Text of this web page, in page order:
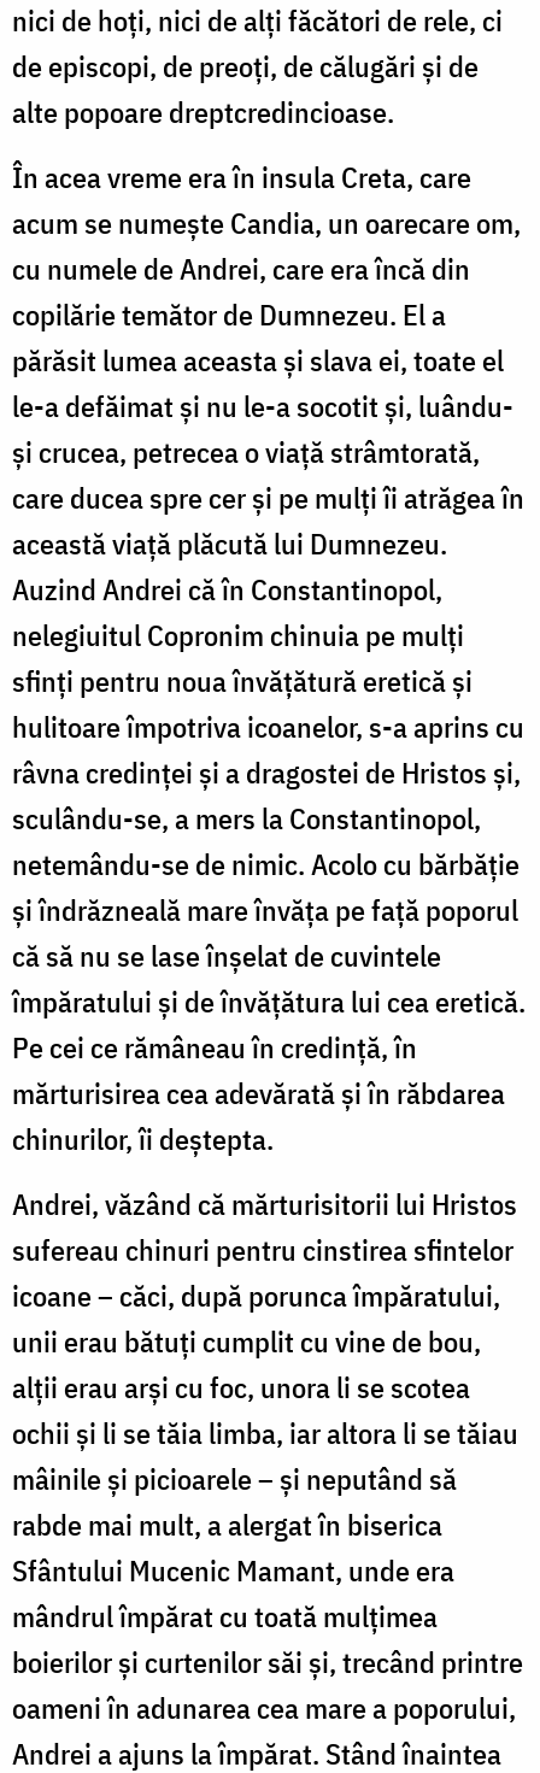
nici de hoți, nici de alți făcători de rele, ci
de episcopi, de preoți, de călugări și de
alte popoare dreptcredincioase.
În acea vreme era în insula Creta, care
acum se numește Candia, un oarecare om,
cu numele de Andrei, care era încă din
copilărie temător de Dumnezeu. El a
părăsit lumea aceasta și slava ei, toate el
le-a defăimat și nu le-a socotit și, luându-
și crucea, petrecea o viață strâmtorată,
care ducea spre cer și pe mulți îi atrăgea în
această viață plăcută lui Dumnezeu.
Auzind Andrei că în Constantinopol,
nelegiuitul Copronim chinuia pe mulți
sfinți pentru noua învățătură eretică și
hulitoare împotriva icoanelor, s-a aprins cu
râvna credinței și a dragostei de Hristos și,
sculându-se, a mers la Constantinopol,
netemându-se de nimic. Acolo cu bărbăție
și îndrăzneală mare învăța pe față poporul
că să nu se lase înșelat de cuvintele
împăratului și de învățătura lui cea eretică.
Pe cei ce rămâneau în credință, în
mărturisirea cea adevărată și în răbdarea
chinurilor, îi deștepta.
Andrei, văzând că mărturisitorii lui Hristos
sufereau chinuri pentru cinstirea sfintelor
icoane– căci, după porunca împăratului,
unii erau bătuți cumplit cu vine de bou,
alții erau arși cu foc, unora li se scotea
ochii și li se tăia limba, iar altora li se tăiau
mâinile și picioarele–și neputând să
rabde mai mult, a alergat în biserica
Sfântului Mucenic Mamant, unde era
mândrul împărat cu toată mulțimea
boierilor și curtenilor săi și, trecând printre
oameni în adunarea cea mare a poporului,
Andrei a ajuns la împărat. Stând înaintea